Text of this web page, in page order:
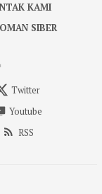
KAMI
SIBER
Twitter
Youtube
RSS